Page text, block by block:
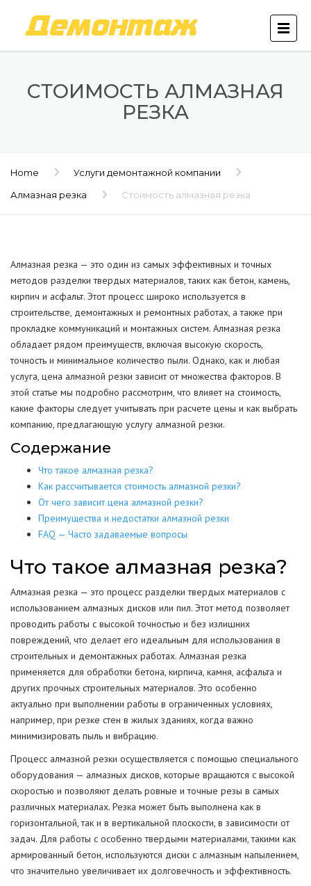
СТОИМОСТЬ АЛМАЗНАЯ
РЕЗКА
Home
Услуги демонтажной компании
Алмазная резка
Стоимость алмазная резка
Алмазная резка — это один из самых эффективных и точных
методов разделки твердых материалов, таких как бетон, камень,
кирпич и асфальт. Этот процесс широко используется в
строительстве, демонтажных и ремонтных работах, а также при
прокладке коммуникаций и монтажных систем. Алмазная резка
обладает рядом преимуществ, включая высокую скорость,
точность и минимальное количество пыли. Однако, как и любая
услуга, цена алмазной резки зависит от множества факторов. В
этой статье мы подробно рассмотрим, что влияет на стоимость,
какие факторы следует учитывать при расчете цены и как выбрать
компанию, предлагающую услугу алмазной резки.
Содержание
Что такое алмазная резка?
Как рассчитывается стоимость алмазной резки?
От чего зависит цена алмазной резки?
Преимущества и недостатки алмазной резки
FAQ — Часто задаваемые вопросы
Что такое алмазная резка?
Алмазная резка — это процесс разделки твердых материалов с
использованием алмазных дисков или пил. Этот метод позволяет
проводить работы с высокой точностью и без излишних
повреждений, что делает его идеальным для использования в
строительных и демонтажных работах. Алмазная резка
применяется для обработки бетона, кирпича, камня, асфальта и
других прочных строительных материалов. Это особенно
актуально при выполнении работы в ограниченных условиях,
например, при резке стен в жилых зданиях, когда важно
минимизировать пыль и вибрацию.
Процесс алмазной резки осуществляется с помощью специального
оборудования — алмазных дисков, которые вращаются с высокой
скоростью и позволяют делать ровные и точные резы в самых
различных материалах. Резка может быть выполнена как в
горизонтальной, так и в вертикальной плоскости, в зависимости от
задач. Для работы с особенно твердыми материалами, такими как
армированный бетон, используются диски с алмазным напылением,
что значительно увеличивает их долговечность и эффективность.